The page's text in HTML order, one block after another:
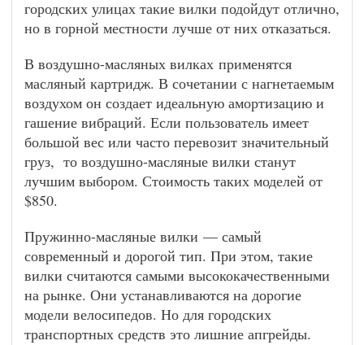
городских улицах такие вилки подойдут отлично,
но в горной местности лучше от них отказаться.
В воздушно-масляных вилках применятся
масляный картридж. В сочетании с нагнетаемым
воздухом он создает идеальную амортизацию и
гашение вибраций. Если пользователь имеет
большой вес или часто перевозит значительный
груз, то воздушно-масляные вилки станут
лучшим выбором. Стоимость таких моделей от
$850.
Пружинно-масляные вилки — самый
современный и дорогой тип. При этом, такие
вилки считаются самыми высококачественными
на рынке. Они устанавливаются на дорогие
модели велосипедов. Но для городских
транспортных средств это лишние апгрейды.